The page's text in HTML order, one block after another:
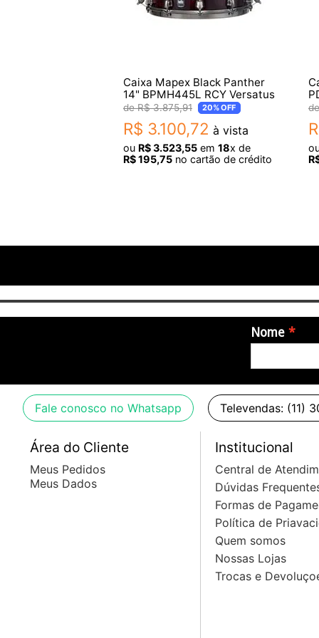
Caixa Mapex Black Panther
14" BPMH445L RCY Versatus
R$ 3.875,91 20%OFF
R$ 3.100,72 à vista
ou R$3.523,55 em 18x de
R$195,75 no cartão de crédito
Nome
Fale conosco no Whatsapp Televendas: (11)
Área do Cliente
Meus Pedidos
Meus Dados
Institucional
Central de
Dúvidas
Formas de
Política de
Quem somos
Nossas Lojas
Trocas e